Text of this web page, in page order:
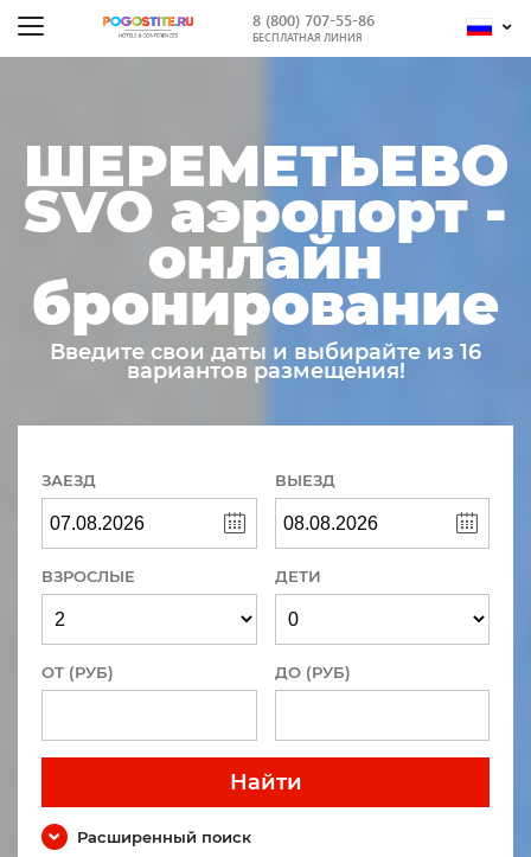
8 (800) 707-55-86
БЕСПЛАТНАЯ ЛИНИЯ
ШЕРЕМЕТЬЕВО
SVO аэропорт -
онлайн
бронирование
Введите свои даты и выбирайте из 16
вариантов размещения!
ЗАЕЗД ВЫЕЗД
ВЗРОСЛЫЕ ДЕТИ
ОТ (РУБ) ДО (РУБ)
Найти
Расширенный поиск